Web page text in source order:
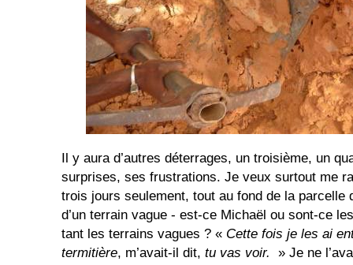
Il y aura d’autres déterrages, un troisième, un
surprises, ses frustrations. Je veux surtout me
trois jours seulement, tout au fond de la parcelle
d’un terrain vague - est-ce Michaël ou sont-ce
tant les terrains vagues ? « Cette fois je les ai
termitière, m’avait-il dit, tu vas voir.
» Je ne